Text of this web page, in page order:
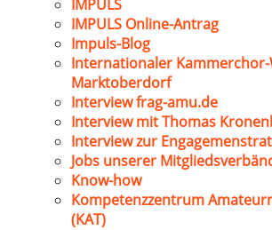
IMPULS
IMPULS Online-Antrag
Impuls-Blog
Internationaler
Marktoberdorf
Interview frag-amu.de
Interview mit Thomas
Interview zur
Jobs unserer
Know-how
Kompetenzzentrum
(KAT)